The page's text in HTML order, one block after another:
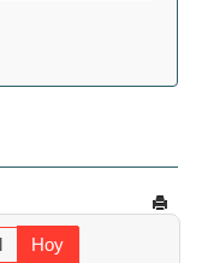
Hoy